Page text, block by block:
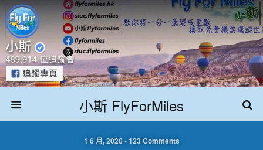
小斯 FlyForMiles
1 6 月, 2020 • 123 Comments